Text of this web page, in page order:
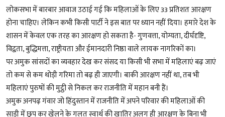
लोकसभा में बारबार आवाज उठाई गई कि महिलाओं के लिए 33 प्रतिशत आरक्षण
होना चाहिए। लेकिन कभी किसी पार्टी ने इस बात पर ध्यान नहीं दिया। हमारे देश के
शासन में केवल एक तरह का आरक्षण हो सकता है- गुणवत्ता, योग्यता, दीर्घदृष्टि,
विद्वता, बुद्धिमत्ता, राष्ट्रीयता और ईमानदारी निष्ठा वाले लायक नागरिकों का।
पर अमुक सांसदों का व्यवहार देख कर संसद या किसी भी सभा में महिलाएं बढ़ जाएं
तो कम से कम थोड़ी गरिमा तो बढ़ ही जाएगी। बाकी आरक्षण नहीं था, तब भी
महिलाएं पुरुषों की मुट्ठी से निकल कर राजनीति में महान बनी हैं।
अमुक अनपढ़ गंवार जो हिंदुस्तान में राजनीति में अपने परिवार की महिलाओं की
साड़ी में छुप कर खेलने के गलत स्वार्थ की खातिर अलग ही आरक्षण के बिना भी